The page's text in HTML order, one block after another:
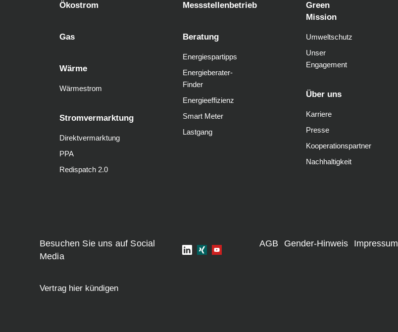
Ökostrom
Gas
Wärme
Wärmestrom
Stromvermarktung
Direktvermarktung
PPA
Redispatch 2.0
Messstellenbetrieb
Beratung
Energiespartipps
Energieberater-
Finder
Energieeffizienz
Smart Meter
Lastgang
Green
Mission
Umweltschutz
Unser
Engagement
Über uns
Karriere
Presse
Kooperationspartner
Nachhaltigkeit
Besuchen Sie uns auf Social
Media
AGB Gender-Hinweis Impressum
Vertrag hier kündigen